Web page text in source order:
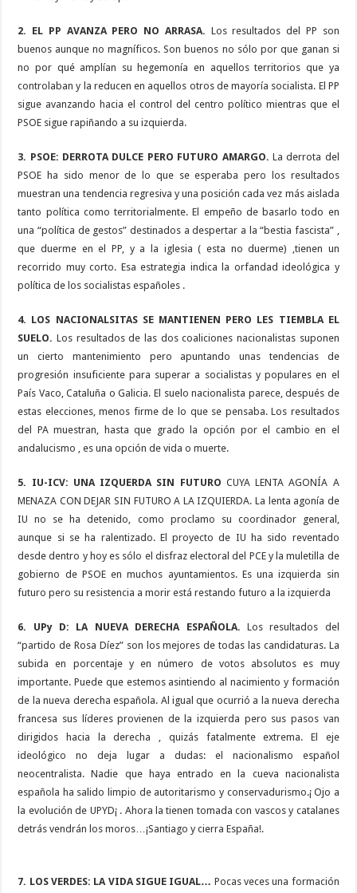
2. EL PP AVANZA PERO NO ARRASA. Los resultados del PP son
buenos aunque no magníficos. Son buenos no sólo por que ganan si
no por qué amplían su hegemonía en aquellos territorios que ya
controlaban y la reducen en aquellos otros de mayoría socialista. El PP
sigue avanzando hacia el control del centro político mientras que el
PSOE sigue rapiñando a su izquierda.
3. PSOE: DERROTA DULCE PERO FUTURO AMARGO. La derrota del
PSOE ha sido menor de lo que se esperaba pero los resultados
muestran una tendencia regresiva y una posición cada vez más aislada
tanto política como territorialmente. El empeño de basarlo todo en
una “política de gestos” destinados a despertar a la “bestia fascista” ,
que duerme en el PP, y a la iglesia ( esta no duerme) ,tienen un
recorrido muy corto. Esa estrategia indica la orfandad ideológica y
política de los socialistas españoles .
4. LOS NACIONALSITAS SE MANTIENEN PERO LES TIEMBLA EL
SUELO. Los resultados de las dos coaliciones nacionalistas suponen
un cierto mantenimiento pero apuntando unas tendencias de
progresión insuficiente para superar a socialistas y populares en el
País Vaco, Cataluña o Galicia. El suelo nacionalista parece, después de
estas elecciones, menos firme de lo que se pensaba. Los resultados
del PA muestran, hasta que grado la opción por el cambio en el
andalucismo , es una opción de vida o muerte.
5. IU-ICV: UNA IZQUERDA SIN FUTURO CUYA LENTA AGONÍA A
MENAZA CON DEJAR SIN FUTURO A LA IZQUIERDA. La lenta agonía de
IU no se ha detenido, como proclamo su coordinador general,
aunque si se ha ralentizado. El proyecto de IU ha sido reventado
desde dentro y hoy es sólo el disfraz electoral del PCE y la muletilla de
gobierno de PSOE en muchos ayuntamientos. Es una izquierda sin
futuro pero su resistencia a morir está restando futuro a la izquierda
6. UPy D: LA NUEVA DERECHA ESPAÑOLA. Los resultados del
“partido de Rosa Díez” son los mejores de todas las candidaturas. La
subida en porcentaje y en número de votos absolutos es muy
importante. Puede que estemos asintiendo al nacimiento y formación
de la nueva derecha española. Al igual que ocurrió a la nueva derecha
francesa sus líderes provienen de la izquierda pero sus pasos van
dirigidos hacia la derecha , quizás fatalmente extrema. El eje
ideológico no deja lugar a dudas: el nacionalismo español
neocentralista. Nadie que haya entrado en la cueva nacionalista
española ha salido limpio de autoritarismo y conservadurismo.¡ Ojo a
la evolución de UPYD¡ . Ahora la tienen tomada con vascos y catalanes
detrás vendrán los moros…¡Santiago y cierra España!.
7. LOS VERDES: LA VIDA SIGUE IGUAL… Pocas veces una formación